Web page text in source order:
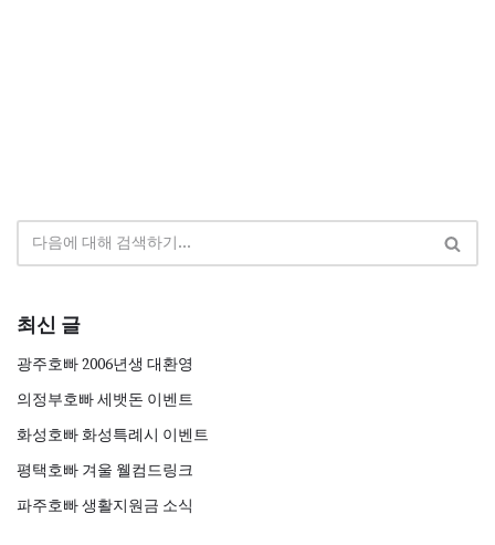
최신 글
광주호빠 2006년생 대환영
의정부호빠 세뱃돈 이벤트
화성호빠 화성특례시 이벤트
평택호빠 겨울 웰컴드링크
파주호빠 생활지원금 소식